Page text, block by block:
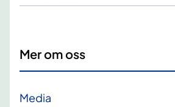
Mer om oss
Media